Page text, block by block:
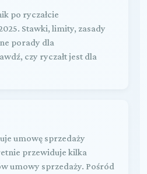
po ryczałcie
Stawki, limity, zasady
porady dla
czy ryczałt jest dla
umowę sprzedaży
przewiduje kilka
umowy sprzedaży. Pośród